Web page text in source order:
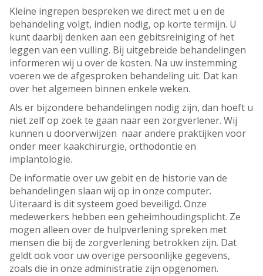
Kleine ingrepen bespreken we direct met u en de
behandeling volgt, indien nodig, op korte termijn. U
kunt daarbij denken aan een gebitsreiniging of het
leggen van een vulling. Bij uitgebreide behandelingen
informeren wij u over de kosten. Na uw instemming
voeren we de afgesproken behandeling uit. Dat kan
over het algemeen binnen enkele weken.
Als er bijzondere behandelingen nodig zijn, dan hoeft u
niet zelf op zoek te gaan naar een zorgverlener. Wij
kunnen u doorverwijzen naar andere praktijken voor
onder meer kaakchirurgie, orthodontie en
implantologie.
De informatie over uw gebit en de historie van de
behandelingen slaan wij op in onze computer.
Uiteraard is dit systeem goed beveiligd. Onze
medewerkers hebben een geheimhoudingsplicht. Ze
mogen alleen over de hulpverlening spreken met
mensen die bij de zorgverlening betrokken zijn. Dat
geldt ook voor uw overige persoonlijke gegevens,
zoals die in onze administratie zijn opgenomen.